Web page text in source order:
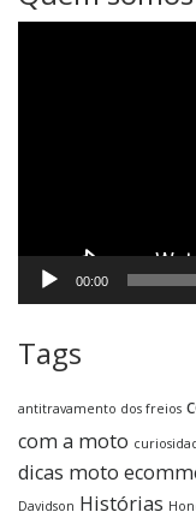
00:00
Tags
antitravamento dos freios
com a moto
dicas moto
Davidson Histórias